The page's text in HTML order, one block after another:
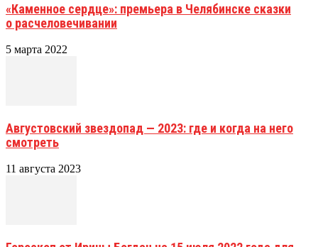
«Каменное сердце»: премьера в Челябинске сказки
о расчеловечивании
5 марта 2022
Августовский звездопад — 2023: где и когда на него
смотреть
11 августа 2023